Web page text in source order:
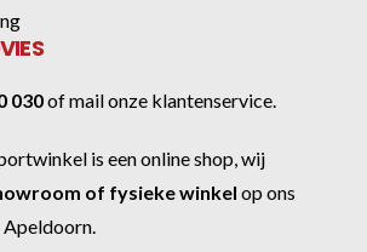
030ofmail onze klantenservice.
is een online shop, wij
of fysieke winkel op ons